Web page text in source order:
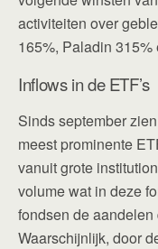
activiteiten over
165%, Paladin
Inflows in de ETF’s
Sinds september
meest prominente
vanuit grote
volume wat in deze
fondsen de
Waarschijnlijk, door